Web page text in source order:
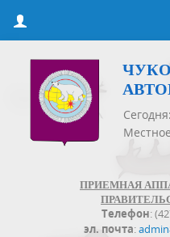
ПРИЕМНАЯ
Телефон:
эл. почта: